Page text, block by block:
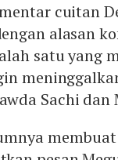
cuitan
alasan
satu yang
Sachi